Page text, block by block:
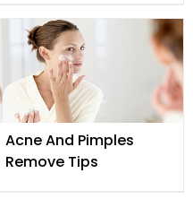
پر ہی بنانے کا سستا طریقہ
اور اس کے زبردست فائدے
Acne And Pimples
Remove Tips